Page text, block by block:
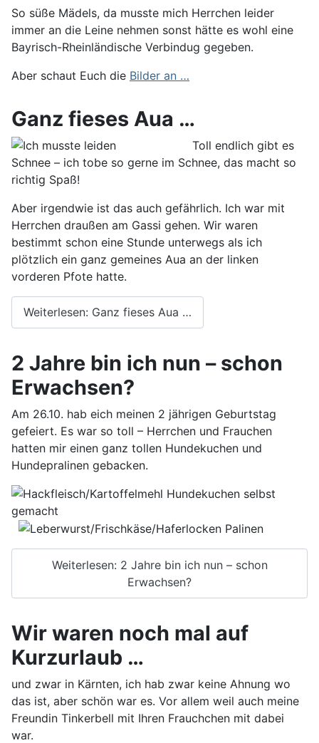
So süße Mädels, da musste mich Herrchen leider
immer an die Leine nehmen sonst hätte es wohl eine
Bayrisch-Rheinländische Verbindug gegeben.
Aber schaut Euch die Bilder an …
Ganz fieses Aua …
Toll endlich gibt es
Schnee – ich tobe so gerne im Schnee, das macht so
richtig Spaß!
Aber irgendwie ist das auch gefährlich. Ich war mit
Herrchen draußen am Gassi gehen. Wir waren
bestimmt schon eine Stunde unterwegs als ich
plötzlich ein ganz gemeines Aua an der linken
vorderen Pfote hatte.
Weiterlesen: Ganz fieses Aua …
2 Jahre bin ich nun – schon
Erwachsen?
Am 26.10. hab eich meinen 2 jährigen Geburtstag
gefeiert. Es war so toll – Herrchen und Frauchen
hatten mir einen ganz tollen Hundekuchen und
Hundepralinen gebacken.
Weiterlesen: 2 Jahre bin ich nun – schon
Erwachsen?
Wir waren noch mal auf
Kurzurlaub …
und zwar in Kärnten, ich hab zwar keine Ahnung wo
das ist, aber schön war es. Vor allem weil auch meine
Freundin Tinkerbell mit Ihren Frauchchen mit dabei
war.